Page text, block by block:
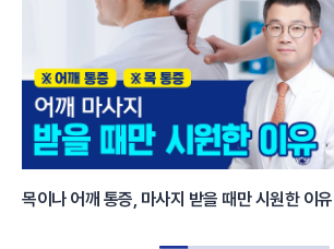
목이나 어깨 통증, 마사지 받을 때만 시원한 이유